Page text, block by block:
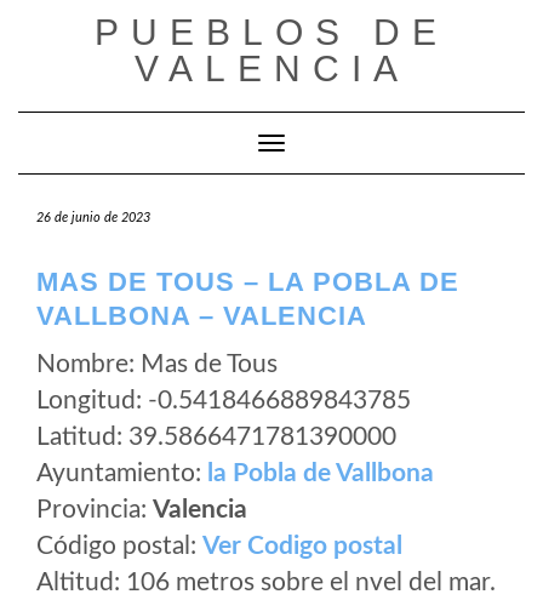
PUEBLOS DE
VALENCIA
Cambiar modo de navegación
26 de junio de 2023
MAS DE TOUS – LA POBLA DE
VALLBONA – VALENCIA
Nombre: Mas de Tous
Longitud: -0.5418466889843785
Latitud: 39.5866471781390000
Ayuntamiento: la Pobla de Vallbona
Provincia: Valencia
Código postal: Ver Codigo postal
Altitud: 106 metros sobre el nvel del mar.